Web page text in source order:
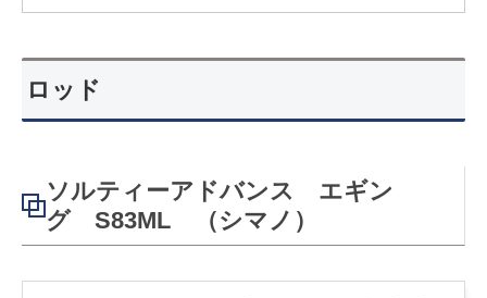
ロッド
ソルティーアドバンス エギン
グ S83ML （シマノ）